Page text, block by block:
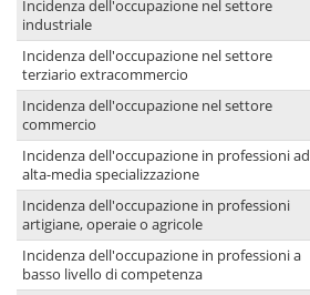
Incidenza dell'occupazione nel settore
industriale
Incidenza dell'occupazione nel settore
terziario extracommercio
Incidenza dell'occupazione nel settore
commercio
Incidenza dell'occupazione in professioni ad
alta-media specializzazione
Incidenza dell'occupazione in professioni
artigiane, operaie o agricole
Incidenza dell'occupazione in professioni a
basso livello di competenza